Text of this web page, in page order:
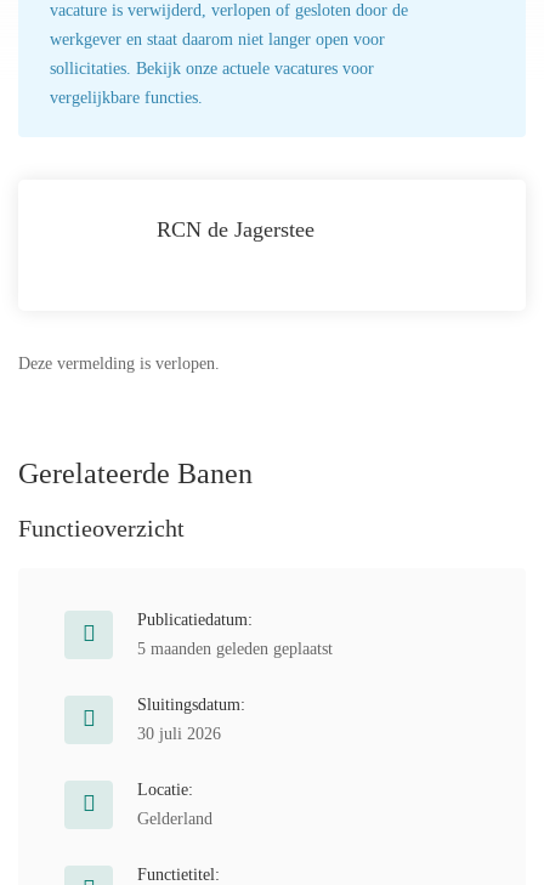
vacature is verwijderd, verlopen of gesloten door de
werkgever en staat daarom niet langer open voor
sollicitaties. Bekijk onze actuele vacatures voor
vergelijkbare functies.
RCN de Jagerstee
Deze vermelding is verlopen.
Gerelateerde Banen
Functieoverzicht
Publicatiedatum:
5 maanden geleden geplaatst
Sluitingsdatum:
30 juli 2026
Locatie:
Gelderland
Functietitel: